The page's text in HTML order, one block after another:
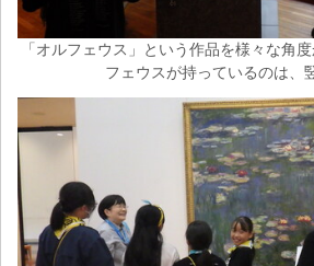
「オルフェウス」という作品を様々な角
フェウスが持っているのは、